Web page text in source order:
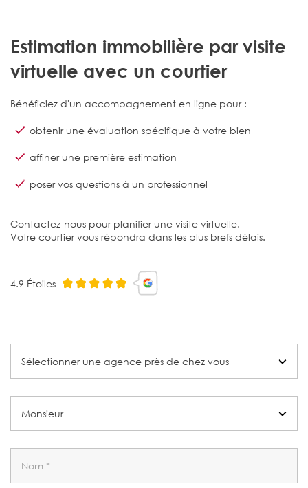
Estimation immobilière par visite
virtuelle avec un courtier
Bénéficiez d'un accompagnement en ligne pour :
obtenir une évaluation spécifique à votre bien
affiner une première estimation
poser vos questions à un professionnel
Contactez-nous pour planifier une visite virtuelle.
Votre courtier vous répondra dans les plus brefs délais.
4.9 Étoiles